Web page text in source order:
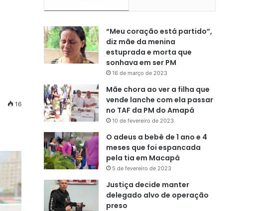
16
“Meu coração está partido”,
diz mãe da menina
estuprada e morta que
sonhava em ser PM
16 de março de 2023
Mãe chora ao ver a filha que
vende lanche com ela passar
no TAF da PM do Amapá
10 de fevereiro de 2023
O adeus a bebê de 1 ano e 4
meses que foi espancada
pela tia em Macapá
5 de fevereiro de 2023
Justiça decide manter
delegado alvo de operação
preso